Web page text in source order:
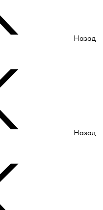
Назад
Назад